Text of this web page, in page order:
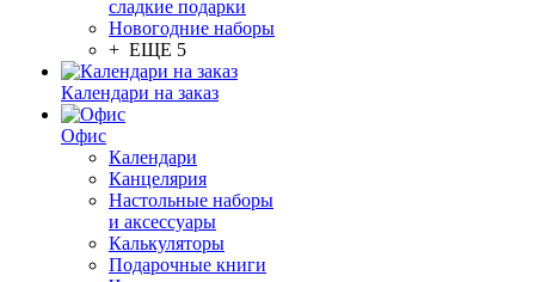
сладкие подарки
Новогодние наборы
+ ЕЩЕ 5
Календари на заказ
Офис
Календари
Канцелярия
Настольные наборы
и аксессуары
Калькуляторы
Подарочные книги